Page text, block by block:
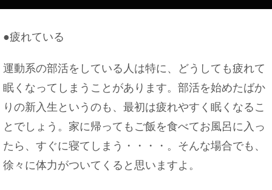
●疲れている
運動系の部活をしている人は特に、どうしても疲れて
眠くなってしまうことがあります。部活を始めたばか
りの新入生というのも、最初は疲れやすく眠くなるこ
とでしょう。家に帰ってもご飯を食べてお風呂に入っ
たら、すぐに寝てしまう・・・・。そんな場合でも、
徐々に体力がついてくると思いますよ。